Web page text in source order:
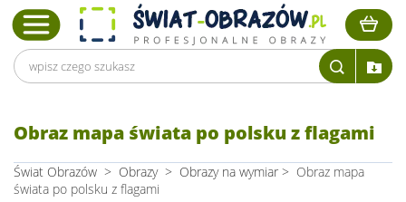
Obraz mapa świata po polsku z flagami
Świat Obrazów > Obrazy > Obrazy na wymiar > Obraz mapa
świata po polsku z flagami